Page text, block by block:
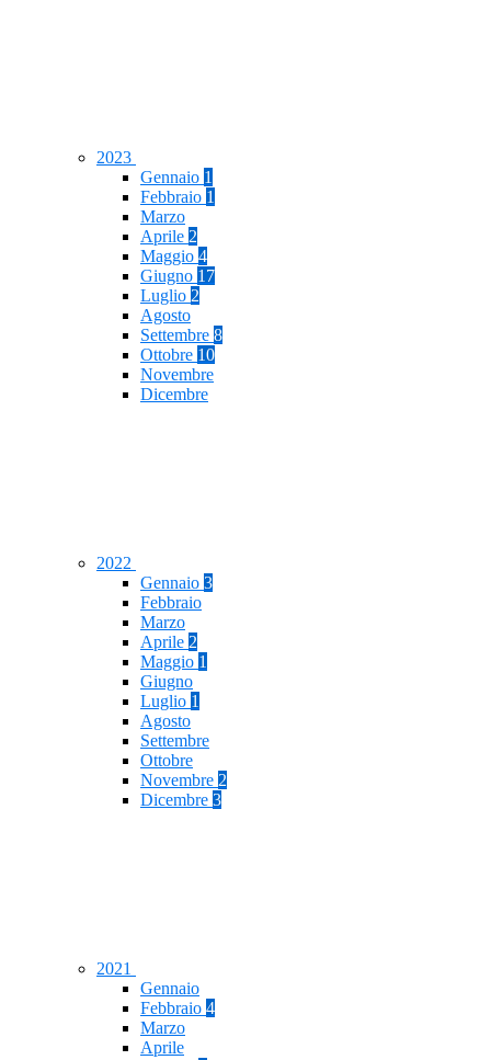
2023
Gennaio 1
Febbraio 1
Marzo
Aprile 2
Maggio 4
Giugno 17
Luglio 2
Agosto
Settembre 8
Ottobre 10
Novembre
Dicembre
2022
Gennaio 3
Febbraio
Marzo
Aprile 2
Maggio 1
Giugno
Luglio 1
Agosto
Settembre
Ottobre
Novembre 2
Dicembre 3
2021
Gennaio
Febbraio 4
Marzo
Aprile